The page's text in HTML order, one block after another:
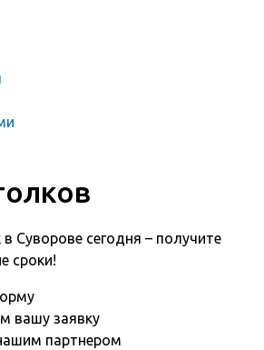
Суворове сегодня – получите
сроки!
вашу заявку
партнером